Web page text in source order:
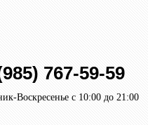
767-59-59
Воскресенье с 10:00 до 21:00